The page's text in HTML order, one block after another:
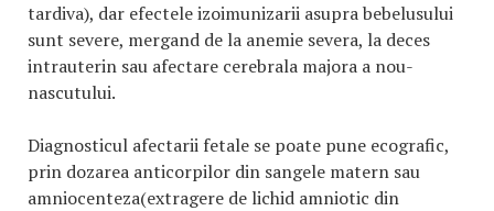
tardiva), dar efectele izoimunizarii asupra bebelusului
sunt severe, mergand de la anemie severa, la deces
intrauterin sau afectare cerebrala majora a nou-
nascutului.
Diagnosticul afectarii fetale se poate pune ecografic,
prin dozarea anticorpilor din sangele matern sau
amniocenteza(extragere de lichid amniotic din